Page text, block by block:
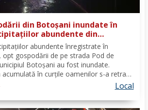
din Botoșani inundate în
abundente din
abundente înregistrate în
opt gospodării de pe strada Pod de
Botoșani au fost inundate.
acumulată în curțile oamenilor s-a retras
Pentru evacuarea apei, pompierii militari
Botoșani au...
Local